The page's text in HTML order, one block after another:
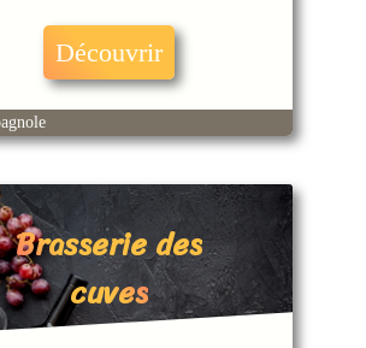
Découvrir
Brasserie des
cuves